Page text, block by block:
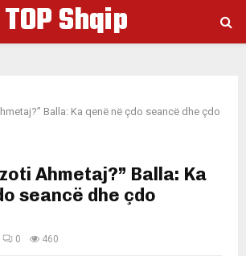
TOP Shqip
Balla: Ka qenë në çdo seancë dhe çdo
Ahmetaj?” Balla: Ka
seancë dhe çdo
0 460